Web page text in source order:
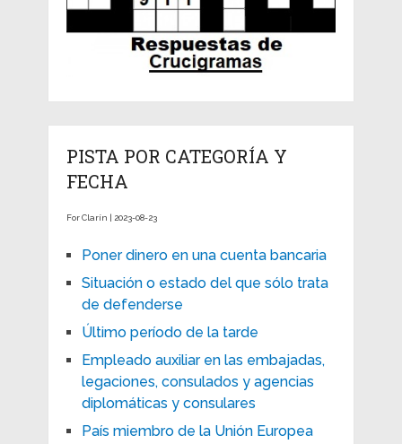
PISTA POR CATEGORÍA Y
FECHA
For Clarín | 2023-08-23
Poner dinero en una cuenta bancaria
Situación o estado del que sólo trata
de defenderse
Último período de la tarde
Empleado auxiliar en las embajadas,
legaciones, consulados y agencias
diplomáticas y consulares
País miembro de la Unión Europea